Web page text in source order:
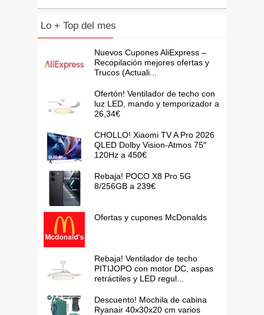
Lo + Top del mes
Nuevos Cupones AliExpress –
Recopilación mejores ofertas y
Trucos (Actuali...
Ofertón! Ventilador de techo con
luz LED, mando y temporizador a
26,34€
CHOLLO! Xiaomi TV A Pro 2026
QLED Dolby Vision-Atmos 75″
120Hz a 450€
Rebaja! POCO X8 Pro 5G
8/256GB a 239€
Ofertas y cupones McDonalds
Rebaja! Ventilador de techo
PITIJOPO con motor DC, aspas
retráctiles y LED regul...
Descuento! Mochila de cabina
Ryanair 40x30x20 cm varios